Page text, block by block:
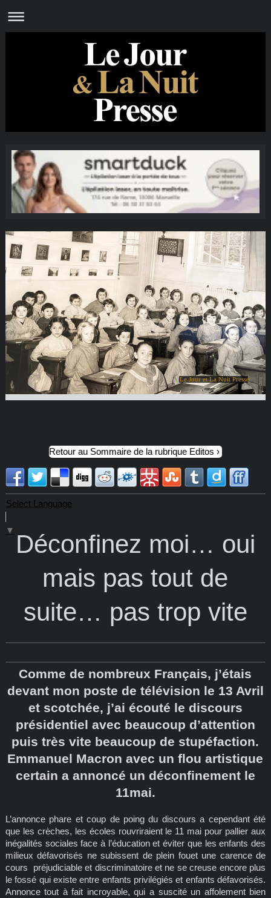
Le Jour et La Nuit Presse
Retour au Sommaire de la rubrique Editos
Select Language
▼ Déconfinez moi… oui
mais pas tout de
suite… pas trop vite
Comme de nombreux Français, j’étais
devant mon poste de télévision le 13 Avril
et scotchée, j’ai écouté le discours
présidentiel avec beaucoup d’attention
puis très vite beaucoup de stupéfaction.
Emmanuel Macron avec un flou artistique
certain a annoncé un déconfinement le
11mai.
L’annonce phare et coup de poing du discours a cependant été
que les crèches, les écoles rouvriraient le 11 mai pour pallier aux
inégalités sociales face à l’éducation et éviter que les enfants des
milieux défavorisés ne subissent de plein fouet une carence de
cours préjudiciable et discriminatoire et ne se creuse encore plus
le fossé qui existe entre enfants privilégiés et enfants défavorisés.
Annonce tout à fait incroyable, qui a suscité un affolement bien